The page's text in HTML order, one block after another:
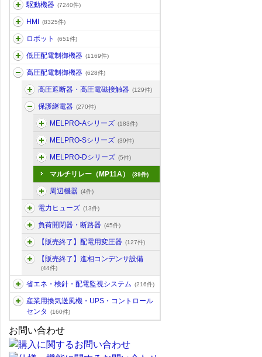
駆動機器 (7240件)
HMI (8325件)
ロボット (651件)
低圧配電制御機器 (1169件)
高圧配電制御機器 (628件)
高圧遮断器・高圧電磁接触器 (129件)
保護継電器 (270件)
MELPRO-Aシリーズ (183件)
MELPRO-Sシリーズ (39件)
MELPRO-Dシリーズ (5件)
マルチリレー（MP11A） (39件)
周辺機器 (4件)
電力ヒューズ (13件)
負荷開閉器・断路器 (45件)
【販売終了】配電用変圧器 (127件)
【販売終了】進相コンデンサ設備
(44件)
省エネ・検針・配電監視システム (216件)
産業用換気送風機・UPS・コントロール
センタ
(160件)
お問い合わせ